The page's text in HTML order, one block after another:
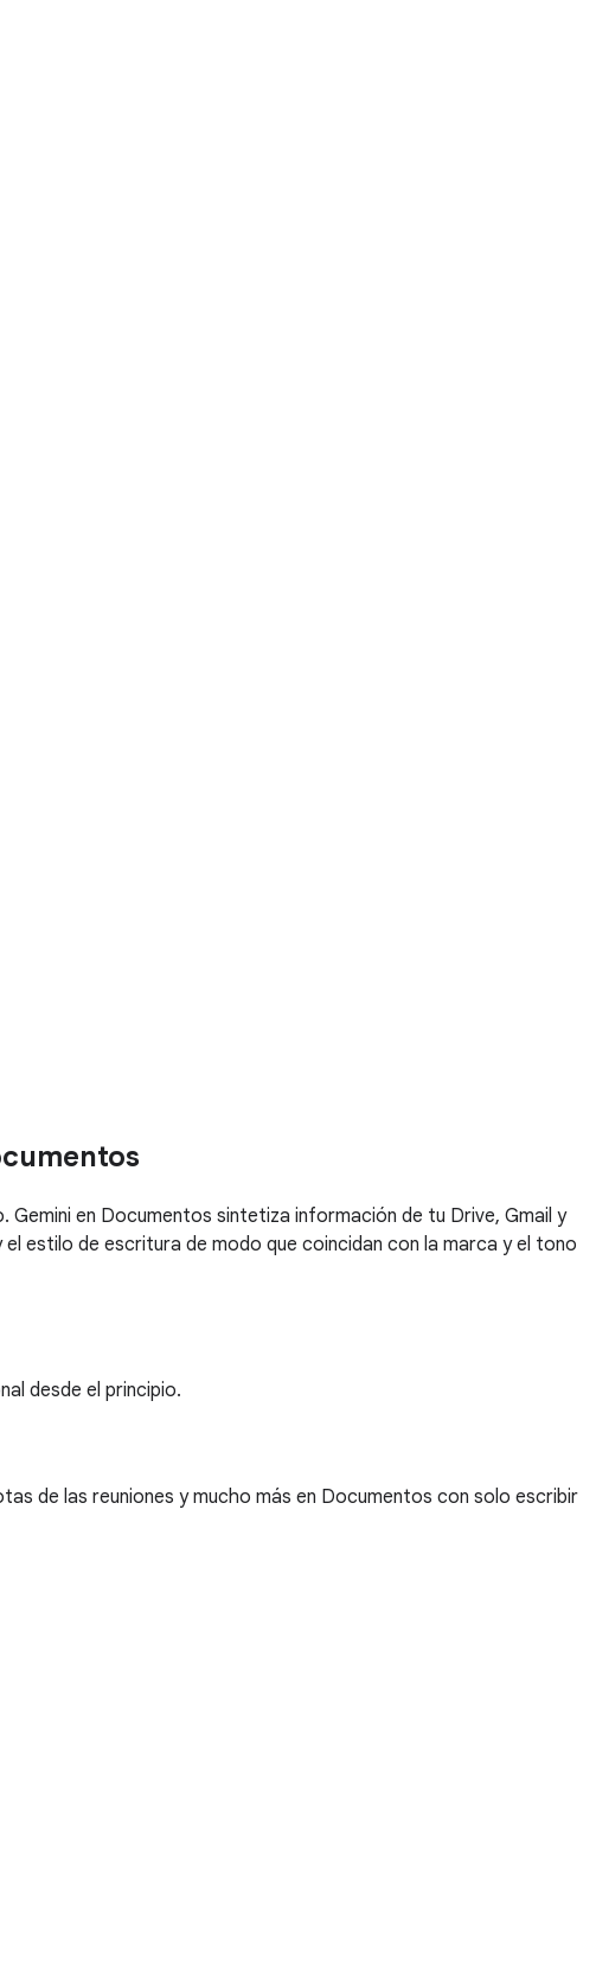
en Documentos sintetiza información de tu Drive, Gmail y
estilo de escritura de modo que coincidan con la marca y el tono
desde el principio.
de las reuniones y mucho más en Documentos con solo escribir